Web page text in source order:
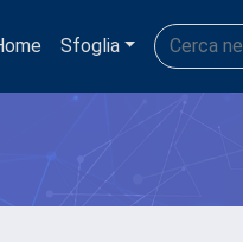
Sfoglia